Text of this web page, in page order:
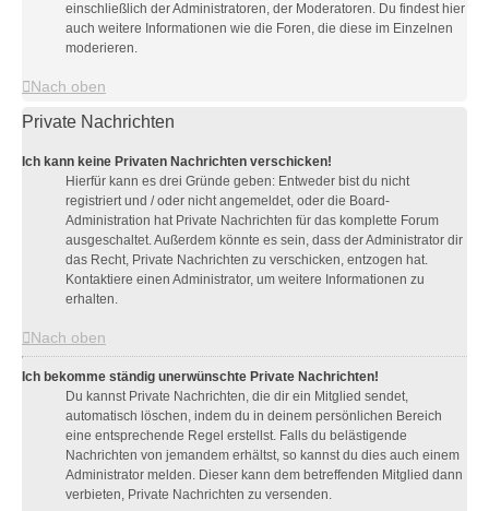
einschließlich der Administratoren, der Moderatoren. Du findest hier
auch weitere Informationen wie die Foren, die diese im Einzelnen
moderieren.
Nach oben
Private Nachrichten
Ich kann keine Privaten Nachrichten verschicken!
Hierfür kann es drei Gründe geben: Entweder bist du nicht
registriert und / oder nicht angemeldet, oder die Board-
Administration hat Private Nachrichten für das komplette Forum
ausgeschaltet. Außerdem könnte es sein, dass der Administrator dir
das Recht, Private Nachrichten zu verschicken, entzogen hat.
Kontaktiere einen Administrator, um weitere Informationen zu
erhalten.
Nach oben
Ich bekomme ständig unerwünschte Private Nachrichten!
Du kannst Private Nachrichten, die dir ein Mitglied sendet,
automatisch löschen, indem du in deinem persönlichen Bereich
eine entsprechende Regel erstellst. Falls du belästigende
Nachrichten von jemandem erhältst, so kannst du dies auch einem
Administrator melden. Dieser kann dem betreffenden Mitglied dann
verbieten, Private Nachrichten zu versenden.